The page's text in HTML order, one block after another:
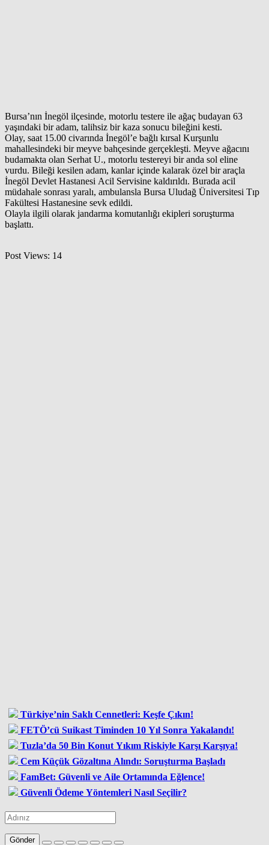
Bursa’nın İnegöl ilçesinde, motorlu testere ile ağaç budayan 63
yaşındaki bir adam, talihsiz bir kaza sonucu bileğini kesti.
Olay, saat 15.00 civarında İnegöl’e bağlı kırsal Kurşunlu
mahallesindeki bir meyve bahçesinde gerçekleşti. Meyve ağacını
budamakta olan Serhat U., motorlu testereyi bir anda sol eline
vurdu. Bileği kesilen adam, kanlar içinde kalarak özel bir araçla
İnegöl Devlet Hastanesi Acil Servisine kaldırıldı. Burada acil
müdahale sonrası yaralı, ambulansla Bursa Uludağ Üniversitesi Tıp
Fakültesi Hastanesine sevk edildi.
Olayla ilgili olarak jandarma komutanlığı ekipleri soruşturma
başlattı.
Post Views: 14
Türkiye’nin Saklı Cennetleri: Keşfe Çıkın!
FETÖ’cü Suikast Timinden 10 Yıl Sonra Yakalandı!
Tuzla’da 50 Bin Konut Yıkım Riskiyle Karşı Karşıya!
Cem Küçük Gözaltına Alındı: Soruşturma Başladı
FamBet: Güvenli ve Aile Ortamında Eğlence!
Güvenli Ödeme Yöntemleri Nasıl Seçilir?
Gönder